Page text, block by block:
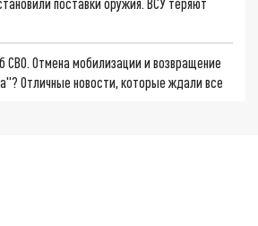
поставки оружия. ВСУ теряют
СВО. Отмена мобилизации и возвращение
Отличные новости, которые ждали все